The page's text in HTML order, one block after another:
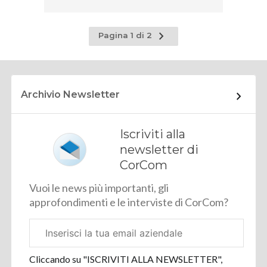
Pagina 1 di 2
Pagina
successiva
Archivio Newsletter
Iscriviti alla
newsletter di
CorCom
Vuoi le news più importanti, gli
approfondimenti e le interviste di CorCom?
aziendale
Cliccando su "ISCRIVITI ALLA NEWSLETTER",